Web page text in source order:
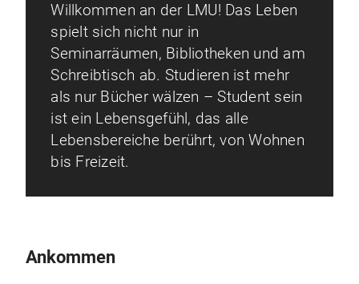
Willkommen an der LMU! Das Leben
spielt sich nicht nur in
Seminarräumen, Bibliotheken und am
Schreibtisch ab. Studieren ist mehr
als nur Bücher wälzen – Student sein
ist ein Lebensgefühl, das alle
Lebensbereiche berührt, von Wohnen
bis Freizeit.
Ankommen